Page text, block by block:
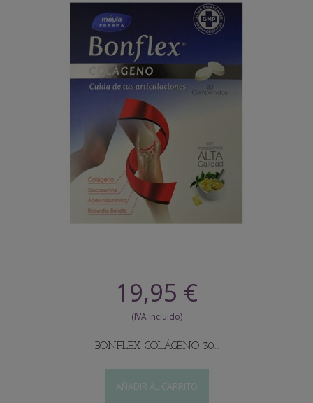
19,95 €
BONFLEX COLÁGENO 30...
AÑADIR AL CARRITO